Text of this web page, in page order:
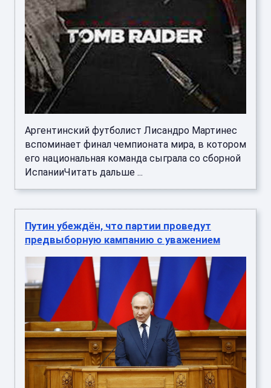
Аргентинский футболист Лисандро Мартинес
вспоминает финал чемпионата мира, в котором
его национальная команда сыграла со сборной
ИспанииЧитать дальше ...
Путин убеждён, что партии проведут
предвыборную кампанию с уважением